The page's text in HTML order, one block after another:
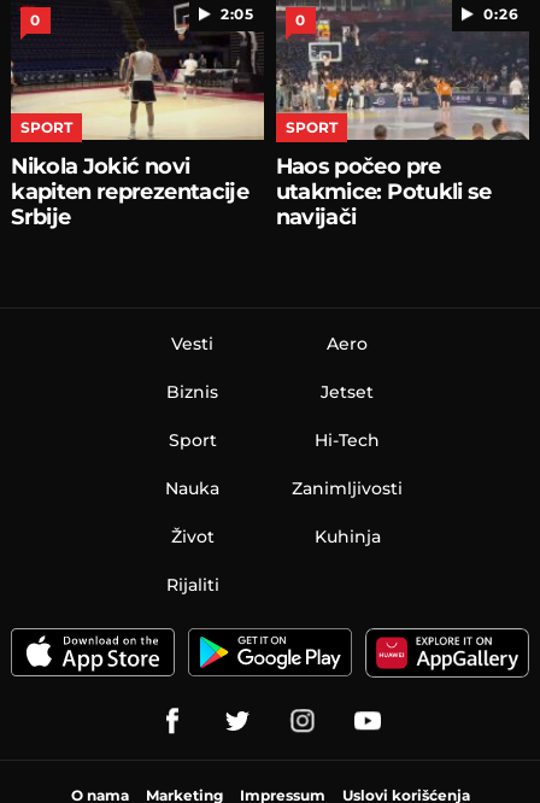
2:05
0
SPORT
Nikola Jokić novi
kapiten reprezentacije
Srbije
0:26
0
SPORT
Haos počeo pre
utakmice: Potukli se
navijači
Vesti
Biznis
Sport
Nauka
Aero
Jetset
Hi-Tech
Zanimljivosti
Život Kuhinja
Rijaliti
O nama Marketing Impressum Uslovi korišćenja